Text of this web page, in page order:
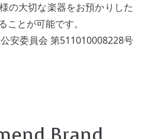
の大切な楽器をお預かりした
ことが可能です。
安委員会 第511010008228号